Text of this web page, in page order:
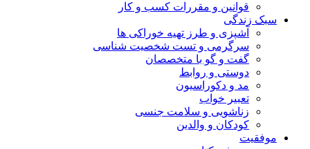
قوانین و مقررات کسب و کار
سبک زندگی
آشپزی و طرز تهیه خوراکی ها
سرگرمی و تست شخصیت شناسی
گفت و گو با متخصصان
دوستی و روابط
مد و دکوراسیون
تعبیر خواب
زناشویی و سلامت جنسی
کودکان و والدین
موفقیت